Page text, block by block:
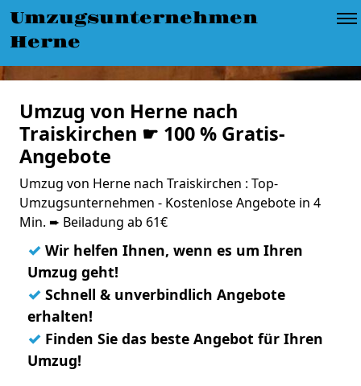
Umzugsunternehmen
Herne
Umzug von Herne nach
Traiskirchen ☛ 100 % Gratis-
Angebote
Umzug von Herne nach Traiskirchen : Top-
Umzugsunternehmen - Kostenlose Angebote in 4
Min. ➨ Beiladung ab 61€
✓ Wir helfen Ihnen, wenn es um Ihren
Umzug geht!
✓ Schnell & unverbindlich Angebote
erhalten!
✓ Finden Sie das beste Angebot für Ihren
Umzug!